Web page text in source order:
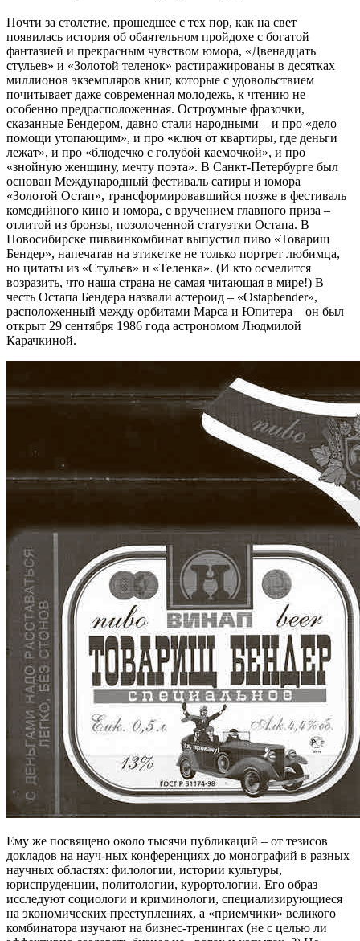
Почти за столетие, прошедшее с тех пор, как на свет
появилась история об обаятельном пройдохе с богатой
фантазией и прекрасным чувством юмора, «Двенадцать
стульев» и «Золотой теленок» растиражированы в десятках
миллионов экземпляров книг, которые с удовольствием
почитывает даже современная молодежь, к чтению не
особенно предрасположенная. Остроумные фразочки,
сказанные Бендером, давно стали народными – и про «дело
помощи утопающим», и про «ключ от квартиры, где деньги
лежат», и про «блюдечко с голубой каемочкой», и про
«знойную женщину, мечту поэта». В Санкт-Петербурге был
основан Международный фестиваль сатиры и юмора
«Золотой Остап», трансформировавшийся позже в фестиваль
комедийного кино и юмора, с вручением главного приза –
отлитой из бронзы, позолоченной статуэтки Остапа. В
Новосибирске пиввинкомбинат выпустил пиво «Товарищ
Бендер», напечатав на этикетке не только портрет любимца,
но цитаты из «Стульев» и «Теленка». (И кто осмелится
возразить, что наша страна не самая читающая в мире!) В
честь Остапа Бендера назвали астероид – «Ostapbender»,
расположенный между орбитами Марса и Юпитера – он был
открыт 29 сентября 1986 года астрономом Людмилой
Карачкиной.
Ему же посвящено около тысячи публикаций – от тезисов
докладов на науч-ных конференциях до монографий в разных
научных областях: филологии, истории культуры,
юриспруденции, политологии, курортологии. Его образ
исследуют социологи и криминологи, специализирующиеся
на экономических преступлениях, а «приемчики» великого
комбинатора изучают на бизнес-тренингах (не с целью ли